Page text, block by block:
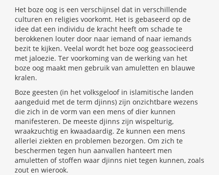
Het boze oog is een verschijnsel dat in verschillende
culturen en religies voorkomt. Het is gebaseerd op de
idee dat een individu de kracht heeft om schade te
berokkenen louter door naar iemand of naar iemands
bezit te kijken. Veelal wordt het boze oog geassocieerd
met jaloezie. Ter voorkoming van de werking van het
boze oog maakt men gebruik van amuletten en blauwe
kralen.
Boze geesten (in het volksgeloof in islamitische landen
aangeduid met de term djinns) zijn onzichtbare wezens
die zich in de vorm van een mens of dier kunnen
manifesteren. De meeste djinns zijn wispelturig,
wraakzuchtig en kwaadaardig. Ze kunnen een mens
allerlei ziekten en problemen bezorgen. Om zich te
beschermen tegen hun aanvallen hanteert men
amuletten of stoffen waar djinns niet tegen kunnen, zoals
zout en wierook.